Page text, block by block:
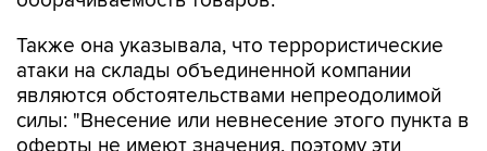
являются обстоятельствами непреодолимой
силы: "Внесение или невнесение этого пункта в
оферты не имеют значения, поэтому эти
потери по закону не подлежат возмещению".